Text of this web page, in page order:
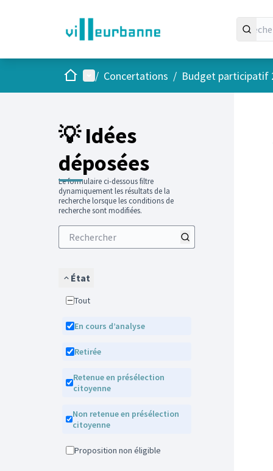
AccueilMenu principal
/ Concertations / Budget participatif
💡 Idées
déposées
Le formulaire ci-dessous filtre
dynamiquement les résultats de la
recherche lorsque les conditions de
recherche sont modifiées.
État
Tout
En cours d’analyse
Retirée
Retenue en présélection
citoyenne
Non retenue en présélection
citoyenne
Proposition non éligible